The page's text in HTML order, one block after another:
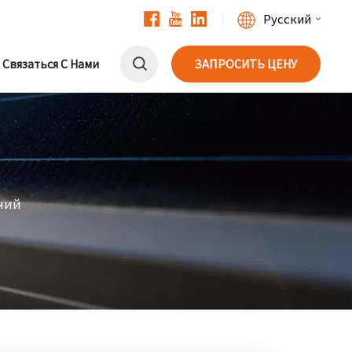
Русский
Deutsch
Español
Связаться С Нами ЗАПРОСИТЬ ЦЕНУ